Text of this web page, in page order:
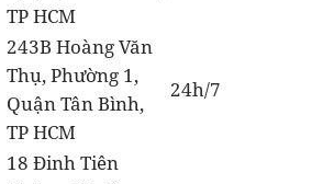
TP HCM
243B Hoàng Văn
Thụ, Phường 1,
Quận Tân Bình,
TP HCM
24h/7
18 Đinh Tiên